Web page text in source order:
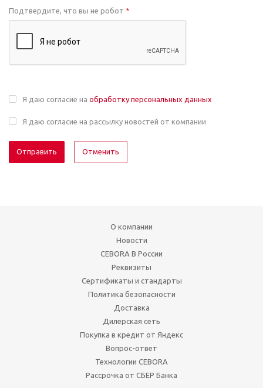
Подтвердите, что вы не робот *
Я даю согласие на обработку персональных данных
Я даю согласие на рассылку новостей от компании
Отменить
О компании
Новости
CEBORA В России
Реквизиты
Сертификаты и стандарты
Политика безопасности
Доставка
Дилерская сеть
Покупка в кредит от Яндекс
Вопрос-ответ
Технологии CEBORA
Рассрочка от СБЕР Банка